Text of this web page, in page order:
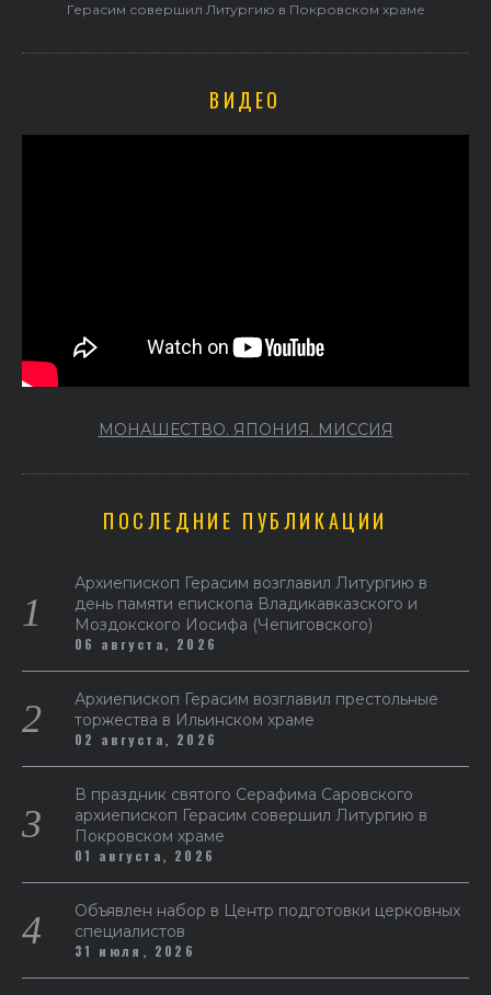
Герасим совершил Литургию в Покровском храме
ВИДЕО
МОНАШЕСТВО. ЯПОНИЯ. МИССИЯ
ПОСЛЕДНИЕ ПУБЛИКАЦИИ
Архиепископ Герасим возглавил Литургию в
день памяти епископа Владикавказского и
Моздокского Иосифа (Чепиговского)
06 августа, 2026
Архиепископ Герасим возглавил престольные
торжества в Ильинском храме
02 августа, 2026
В праздник святого Серафима Саровского
архиепископ Герасим совершил Литургию в
Покровском храме
01 августа, 2026
Объявлен набор в Центр подготовки церковных
специалистов
31 июля, 2026